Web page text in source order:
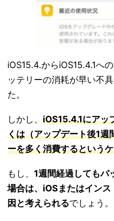
iOS15.4.からiOS15.4.1へ
ッテリーの消耗が早い不
た。
しかし、 iOS15.4.1にアッ
くは（アップデート後1週
ーを多く消費するという
もし、 1週間経過してもバ
場合は、iOSまたはイン
因と考えられるでしょう。